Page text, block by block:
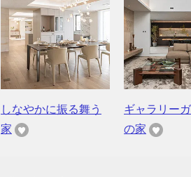
しなやかに振る舞う
家
ギャラリー
の家